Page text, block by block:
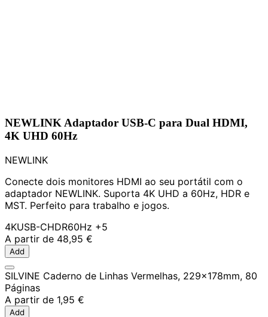
NEWLINK Adaptador USB-C para Dual HDMI,
4K UHD 60Hz
NEWLINK
Conecte dois monitores HDMI ao seu portátil com o
adaptador NEWLINK. Suporta 4K UHD a 60Hz, HDR e
MST. Perfeito para trabalho e jogos.
4KUSB-CHDR60Hz +5
A partir de 48,95 €
Add
SILVINE Caderno de Linhas Vermelhas, 229x178mm, 80
Páginas
A partir de 1,95 €
Add